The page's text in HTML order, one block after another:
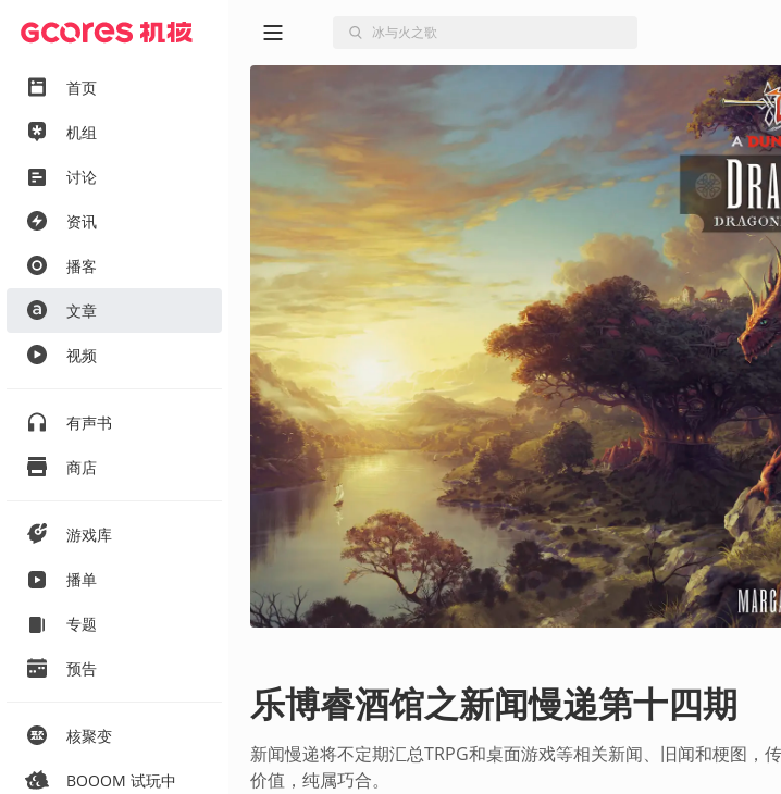
首页
机组
讨论
资讯
播客
文章
视频
有声书
商店
游戏库
播单
专题
预告
核聚变
BOOOM 试玩中
乐博睿酒馆之新闻慢递第十四期
新闻慢递将不定期汇总TRPG和桌面游戏等相关新闻、旧闻和梗图，
价值，纯属巧合。